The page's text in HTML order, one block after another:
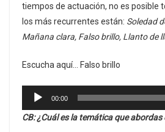
tiempos de actuación, no es posible
los más recurrentes están: Soledad
Mañana clara, Falso brillo, Llanto de
Escucha aquí… Falso brillo
Reproductor
de
00:00
CB: ¿Cuál es la temática que